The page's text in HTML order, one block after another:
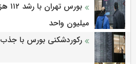
میلیون واحد
رکوردشکنی بورس با جذب ۶.۲ همت سرمایه حقیقی